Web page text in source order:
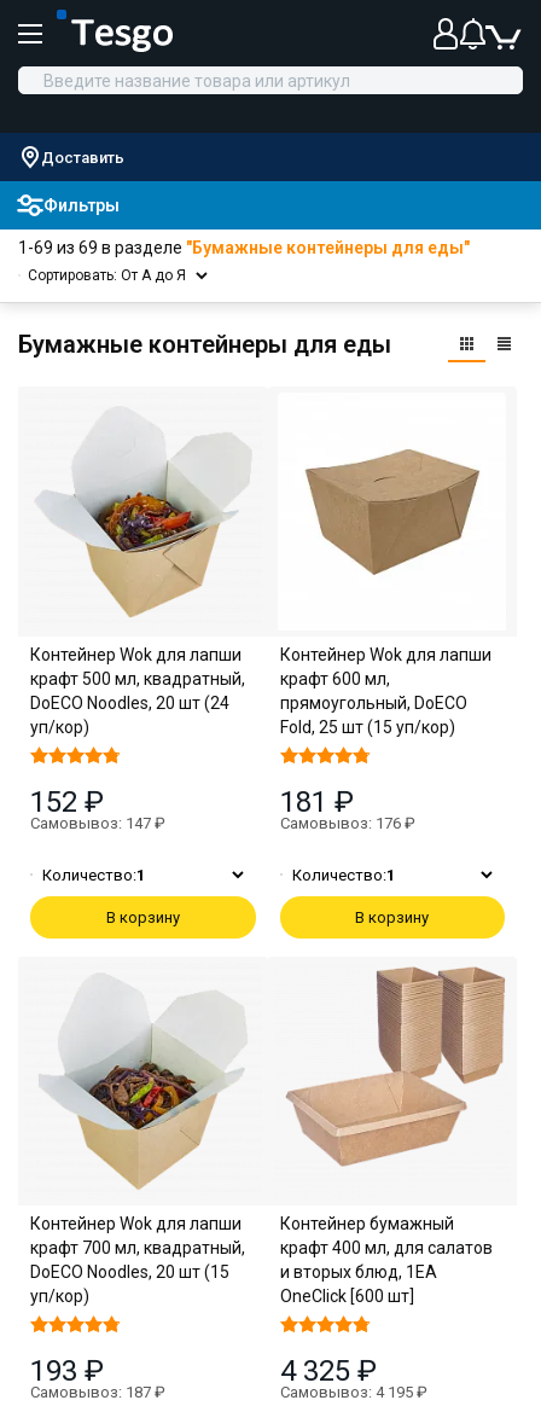
Доставить
Фильтры
1-69 из 69 в разделе "Бумажные контейнеры для еды"
Сортировать: От А до Я
Бумажные контейнеры для еды
Контейнер Wok для лапши
крафт 500 мл, квадратный,
DoECO Noodles, 20 шт (24
уп/кор)
152 ₽
Самовывоз: 147 ₽
Количество:1
В корзину
Контейнер Wok для лапши
крафт 600 мл,
прямоугольный, DoECO
Fold, 25 шт (15 уп/кор)
181 ₽
Самовывоз: 176 ₽
Количество:1
В корзину
Контейнер Wok для лапши
крафт 700 мл, квадратный,
DoECO Noodles, 20 шт (15
уп/кор)
193 ₽
Самовывоз: 187 ₽
Контейнер бумажный
крафт 400 мл, для салатов
и вторых блюд, 1EA
OneClick [600 шт]
4 325 ₽
Самовывоз: 4 195 ₽